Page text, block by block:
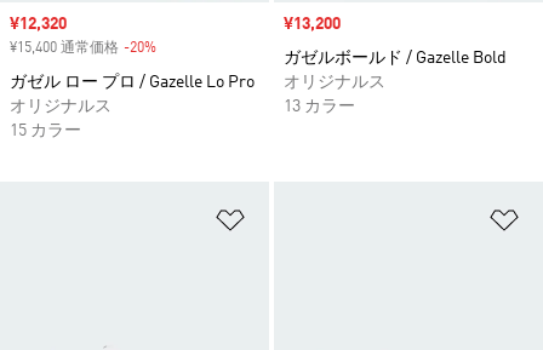
セール価格
¥12,320
¥15,400 通常価格 -20%
ガゼル ロー プロ / Gazelle Lo Pro
オリジナルス
15 カラー
セール価格
¥13,200
ガゼルボールド / Gazelle Bold
オリジナルス
13 カラー